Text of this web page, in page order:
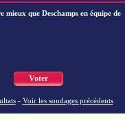
que Deschamps en équipe de
Voter
- Voir les sondages précédents